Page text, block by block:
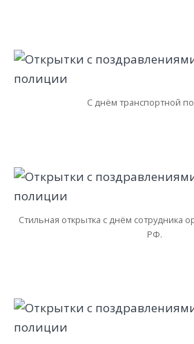
С днём транспортной
Стильная открытка с днём сотрудника
РФ.